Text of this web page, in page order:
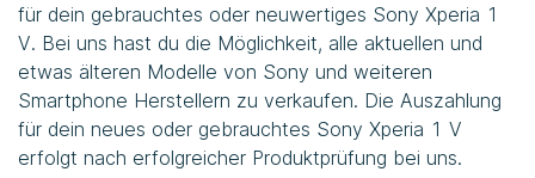
für dein gebrauchtes oder neuwertiges Sony Xperia 1
V. Bei uns hast du die Möglichkeit, alle aktuellen und
etwas älteren Modelle von Sony und weiteren
Smartphone Herstellern zu verkaufen. Die Auszahlung
für dein neues oder gebrauchtes Sony Xperia 1 V
erfolgt nach erfolgreicher Produktprüfung bei uns.